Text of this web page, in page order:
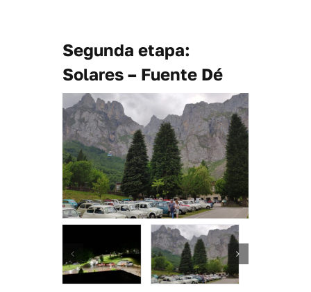
Segunda etapa:
Solares – Fuente Dé